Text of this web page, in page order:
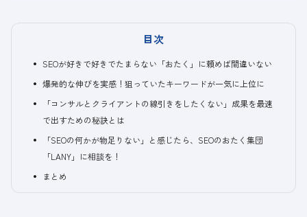
目次
SEOが好きで好きでたまらない「おたく」に頼めば間違いない
爆発的な伸びを実感！狙っていたキーワードが一気に上位に
「コンサルとクライアントの線引きをしたくない」成果を最速
で出すための秘訣とは
「SEOの何かが物足りない」と感じたら、SEOのおたく集団
「LANY」に相談を！
まとめ